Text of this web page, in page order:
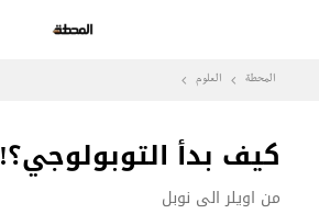
المحطة العلوم
كيف بدأ التوبولوجي؟!
من اويلر الى نوبل